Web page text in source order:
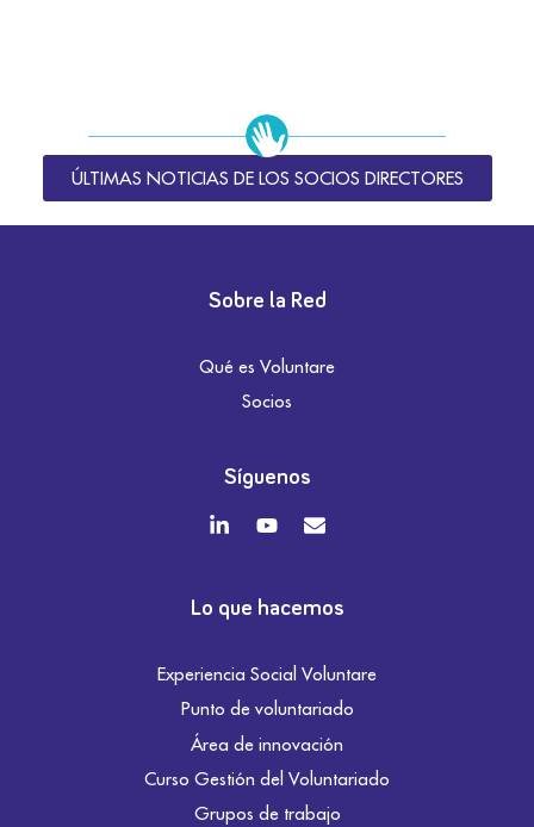
ÚLTIMAS NOTICIAS DE LOS SOCIOS DIRECTORES
Sobre la Red
Qué es Voluntare
Socios
Síguenos
Lo que hacemos
Experiencia Social Voluntare
Punto de voluntariado
Área de innovación
Curso Gestión del Voluntariado
Grupos de trabajo